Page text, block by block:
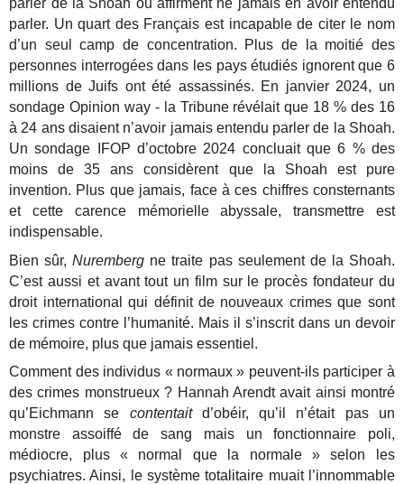
parler de la Shoah ou affirment ne jamais en avoir entendu
parler. Un quart des Français est incapable de citer le nom
d’un seul camp de concentration. Plus de la moitié des
personnes interrogées dans les pays étudiés ignorent que 6
millions de Juifs ont été assassinés. En janvier 2024, un
sondage Opinion way - la Tribune révélait que 18 % des 16
à 24 ans disaient n’avoir jamais entendu parler de la Shoah.
Un sondage IFOP d’octobre 2024 concluait que 6 % des
moins de 35 ans considèrent que la Shoah est pure
invention. Plus que jamais, face à ces chiffres consternants
et cette carence mémorielle abyssale, transmettre est
indispensable.
Bien sûr,Nuremberg ne traite pas seulement de la Shoah.
C’est aussi et avant tout un film sur le procès fondateur du
droit international qui définit de nouveaux crimes que sont
les crimes contre l’humanité. Mais il s’inscrit dans un devoir
de mémoire, plus que jamais essentiel.
Comment des individus « normaux » peuvent-ils participer à
des crimes monstrueux ? Hannah Arendt avait ainsi montré
qu’Eichmann se contentaitd’obéir, qu’il n’était pas un
monstre assoiffé de sang mais un fonctionnaire poli,
médiocre, plus « normal que la normale » selon les
psychiatres. Ainsi, le système totalitaire muait l’innommable